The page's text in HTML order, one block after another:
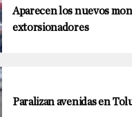
Aparecen los nuevos
extorsionadores
Paralizan avenidas en